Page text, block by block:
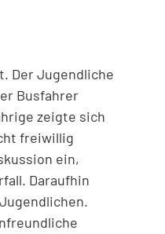
Der Jugendliche
Busfahrer
zeigte sich
freiwillig
ein,
Daraufhin